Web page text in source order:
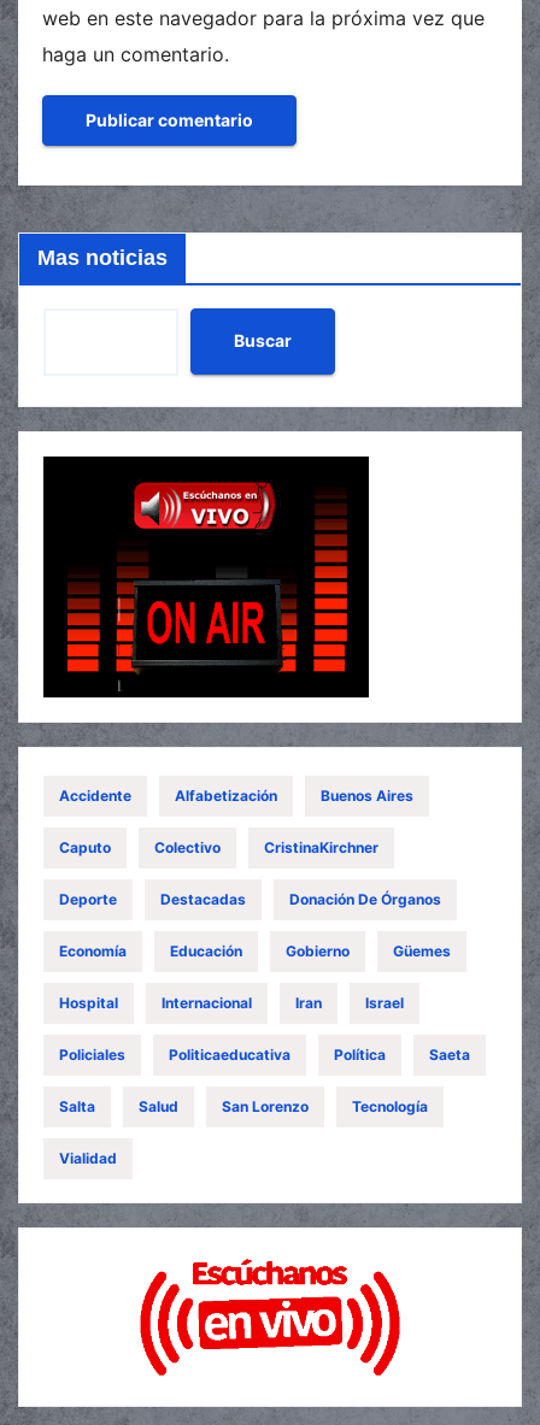
web en este navegador para la próxima vez que
haga un comentario.
Mas noticias
Buscar
Accidente Alfabetización Buenos Aires
Caputo Colectivo CristinaKirchner
Deporte Destacadas Donación De Órganos
Economía Educación Gobierno Güemes
Hospital Internacional Iran Israel
Policiales Politicaeducativa Política Saeta
Salta Salud San Lorenzo Tecnología
Vialidad